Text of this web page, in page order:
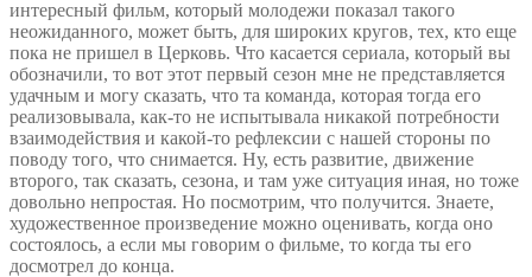
интересный фильм, который молодежи показал такого
неожиданного, может быть, для широких кругов, тех, кто еще
пока не пришел в Церковь. Что касается сериала, который вы
обозначили, то вот этот первый сезон мне не представляется
удачным и могу сказать, что та команда, которая тогда его
реализовывала, как-то не испытывала никакой потребности
взаимодействия и какой-то рефлексии с нашей стороны по
поводу того, что снимается. Ну, есть развитие, движение
второго, так сказать, сезона, и там уже ситуация иная, но тоже
довольно непростая. Но посмотрим, что получится. Знаете,
художественное произведение можно оценивать, когда оно
состоялось, а если мы говорим о фильме, то когда ты его
досмотрел до конца.